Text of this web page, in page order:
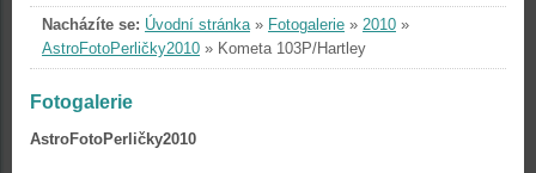
Nacházíte se: Úvodní stránka» Fotogalerie » 2010 »
AstroFotoPerličky2010 » Kometa 103P/Hartley
Fotogalerie
AstroFotoPerličky2010